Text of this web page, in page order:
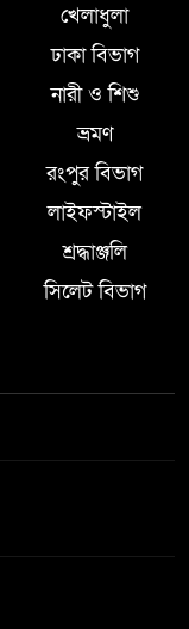
খেলাধুলা
ঢাকা বিভাগ
নারী ও শিশু
ভ্রমণ
রংপুর বিভাগ
লাইফস্টাইল
শ্রদ্ধাঞ্জলি
সিলেট বিভাগ